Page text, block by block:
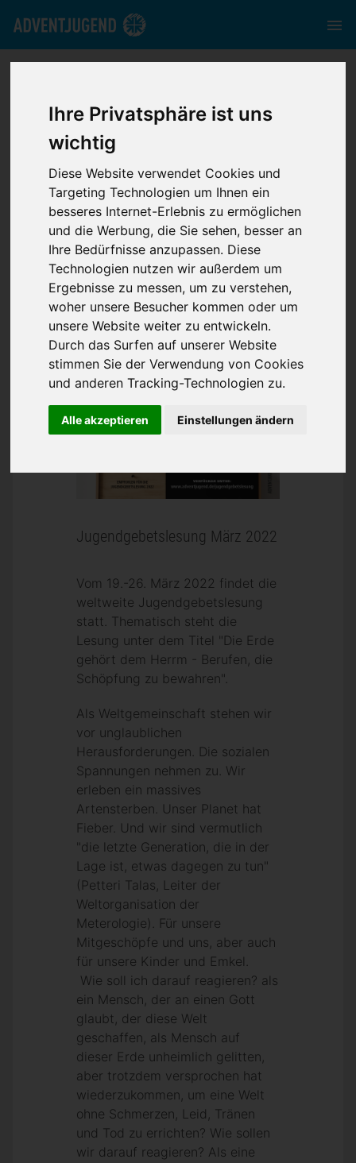
Ihre Privatsphäre ist uns
wichtig
Diese Website verwendet Cookies und
Targeting Technologien um Ihnen ein
besseres Internet-Erlebnis zu ermöglichen
und die Werbung, die Sie sehen, besser an
Ihre Bedürfnisse anzupassen. Diese
Technologien nutzen wir außerdem um
Ergebnisse zu messen, um zu verstehen,
woher unsere Besucher kommen oder um
unsere Website weiter zu entwickeln.
Durch das Surfen auf unserer Website
stimmen Sie der Verwendung von Cookies
und anderen Tracking-Technologien zu.
Alle akzeptieren Einstellungen ändern
Die Erde gehört
dem Herrn
Jugendgebetslesung März 2022
Vom 19.-26. März 2022 findet die
weltweite Jugendgebetslesung
statt. Thematisch steht die
Lesung unter dem Titel "Die Erde
gehört dem Herrm - Berufen, die
Schöpfung zu bewahren".
Als Weltgemeinschaft stehen wir
vor unglaublichen
Herausforderungen. Die sozialen
Spannungen nehmen zu. Wir
erleben ein massives
Artensterben. Unser Planet hat
Fieber. Und wir sind vermutlich
"die letzte Generation, die in der
Lage ist, etwas dagegen zu tun"
(Petteri Talas, Leiter der
Weltorganisation der
Meterologie). Für unsere
Mitgeschöpfe und uns, aber auch
für unsere Kinder und Emkel.
Wie soll ich darauf reagieren? als
ein Mensch, der an einen Gott
glaubt, der diese Welt
geschaffen, als Mensch auf
dieser Erde unheimlich gelitten,
aber trotzdem versprochen hat
wiederzukommen, um eine Welt
ohne Schmerzen, Leid, Tränen
und Tod zu errichten? Wie sollen
wir darauf reagieren? Als eine